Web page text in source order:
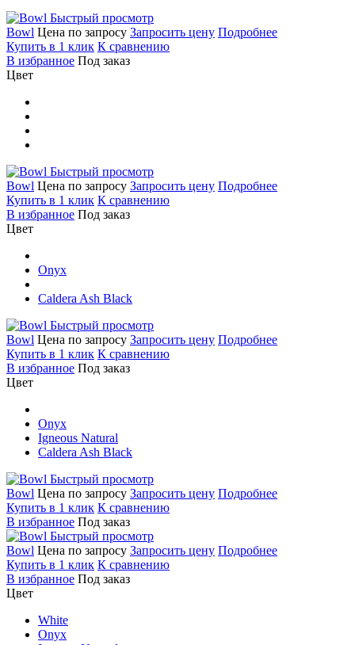
Быстрый просмотр
Bowl Цена по запросу Запросить цену Подробнее
Купить в 1 клик К сравнению
В избранное Под заказ
Цвет
Быстрый просмотр
Bowl Цена по запросу Запросить цену Подробнее
Купить в 1 клик К сравнению
В избранное Под заказ
Цвет
Onyx
Caldera Ash Black
Быстрый просмотр
Bowl Цена по запросу Запросить цену Подробнее
Купить в 1 клик К сравнению
В избранное Под заказ
Цвет
Onyx
Igneous Natural
Caldera Ash Black
Быстрый просмотр
Bowl Цена по запросу Запросить цену Подробнее
Купить в 1 клик К сравнению
В избранное Под заказ
Быстрый просмотр
Bowl Цена по запросу Запросить цену Подробнее
Купить в 1 клик К сравнению
В избранное Под заказ
Цвет
White
Onyx